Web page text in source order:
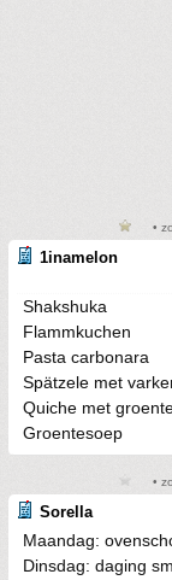
•
1inamelon
Shakshuka
Flammkuchen
Pasta carbonara
Spätzele met
Quiche met
Groentesoep
•
Sorella
Maandag:
Dinsdag: daging